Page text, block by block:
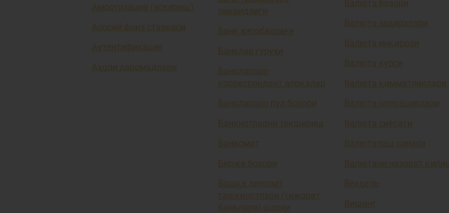
Амортизация (эскириш)
Асосий фоиз ставкаси
Аутентификация
Аҳоли даромадлари
ликвидлиги
Банк ҳисобварағи
Банклар гуруҳи
Банклараро
корреспондент алоқалар
Банклараро пул бозори
Банкнотларни текшириш
Банкомат
Биржа бозори
Бошқа депозит
ташкилотлари (тижорат
банклари) шарҳи
Валюта бозори
Валюта заҳиралари
Валюта инқирози
Валюта курси
Валюта қимматликлари
Валюта операциялари
Валюта сиёсати
Валюталаш санаси
Валютани назорат
Вексель
Вишинг